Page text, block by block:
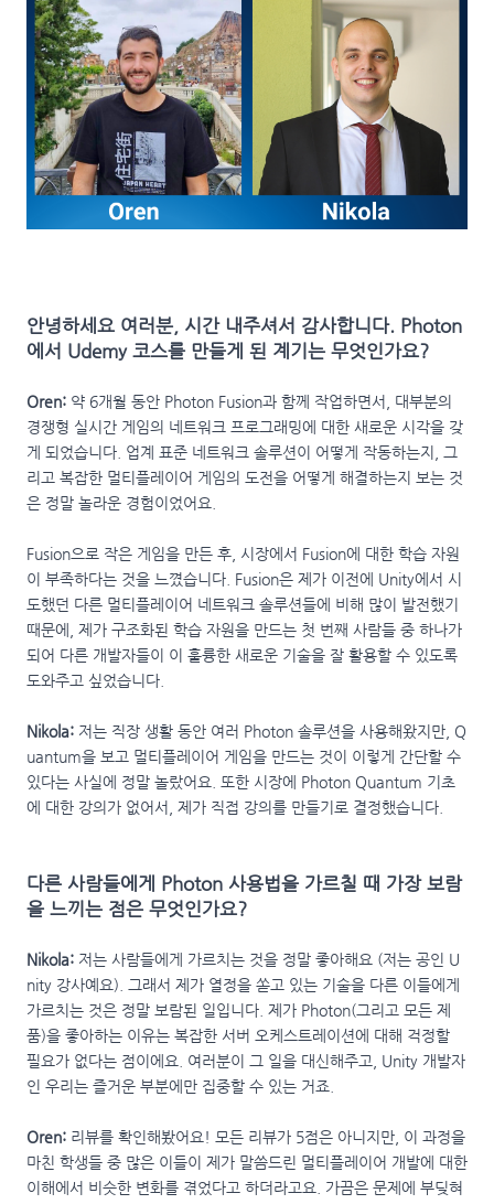
안녕하세요 여러분, 시간 내주셔서 감사합니다. Photon
에서 Udemy 코스를 만들게 된 계기는 무엇인가요?
Oren:약 6개월 동안 Photon Fusion과 함께 작업하면서, 대부분의
경쟁형 실시간 게임의 네트워크 프로그래밍에 대한 새로운 시각을 갖
게 되었습니다. 업계 표준 네트워크 솔루션이 어떻게 작동하는지, 그
리고 복잡한 멀티플레이어 게임의 도전을 어떻게 해결하는지 보는 것
은 정말 놀라운 경험이었어요.
Fusion으로 작은 게임을 만든 후, 시장에서 Fusion에 대한 학습 자원
이 부족하다는 것을 느꼈습니다. Fusion은 제가 이전에 Unity에서 시
도했던 다른 멀티플레이어 네트워크 솔루션들에 비해 많이 발전했기
때문에, 제가 구조화된 학습 자원을 만드는 첫 번째 사람들 중 하나가
되어 다른 개발자들이 이 훌륭한 새로운 기술을 잘 활용할 수 있도록
도와주고 싶었습니다.
Nikola:저는 직장 생활 동안 여러 Photon 솔루션을 사용해왔지만, Q
uantum을 보고 멀티플레이어 게임을 만드는 것이 이렇게 간단할 수
있다는 사실에 정말 놀랐어요. 또한 시장에 Photon Quantum 기초
에 대한 강의가 없어서, 제가 직접 강의를 만들기로 결정했습니다.
다른 사람들에게 Photon 사용법을 가르칠 때 가장 보람
을 느끼는 점은 무엇인가요?
Nikola:저는 사람들에게 가르치는 것을 정말 좋아해요 (저는 공인 U
nity 강사예요). 그래서 제가 열정을 쏟고 있는 기술을 다른 이들에게
가르치는 것은 정말 보람된 일입니다. 제가 Photon(그리고 모든 제
품)을 좋아하는 이유는 복잡한 서버 오케스트레이션에 대해 걱정할
필요가 없다는 점이에요. 여러분이 그 일을 대신해주고, Unity 개발자
인 우리는 즐거운 부분에만 집중할 수 있는 거죠.
Oren:리뷰를 확인해봤어요! 모든 리뷰가 5점은 아니지만, 이 과정을
마친 학생들 중 많은 이들이 제가 말씀드린 멀티플레이어 개발에 대한
이해에서 비슷한 변화를 겪었다고 하더라고요. 가끔은 문제에 부딪혀